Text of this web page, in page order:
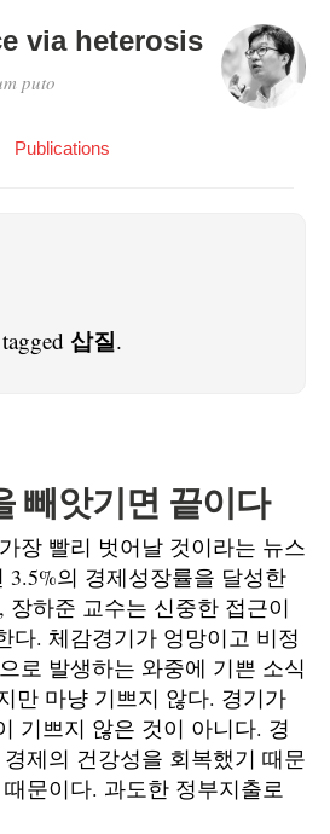
via heterosis
puto
Publications
삽질.
빼앗기면 끝이다
장 빨리 벗어날 것이라는 뉴스
3.5%의 경제성장률을 달성한
장하준 교수는 신중한 접근이
다. 체감경기가 엉망이고 비정
로 발생하는 와중에 기쁜 소식
만 마냥 기쁘지 않다. 경기가
기쁘지 않은 것이 아니다. 경
제의 건강성을 회복했기 때문
문이다. 과도한 정부지출로